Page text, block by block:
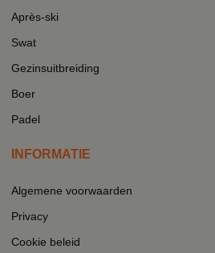
Après-ski
Swat
Gezinsuitbreiding
Boer
Padel
INFORMATIE
Algemene voorwaarden
Privacy
Cookie beleid